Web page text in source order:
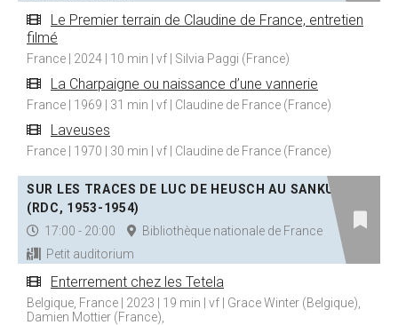
Le Premier terrain de Claudine de France, entretien
filmé
France | 2024 | 10 min | vf | Silvia Paggi (France)
La Charpaigne ou naissance d’une vannerie
France | 1969 | 31 min | vf | Claudine de France (France)
Laveuses
France | 1970 | 30 min | vf | Claudine de France (France)
SUR LES TRACES DE LUC DE HEUSCH AU SANKURU
(RDC, 1953-1954)
17:00 - 20:00
Bibliothèque nationale de France
Petit auditorium
Enterrement chez les Tetela
Belgique, France | 2023 | 19 min | vf | Grace Winter (Belgique),
Damien Mottier (France),